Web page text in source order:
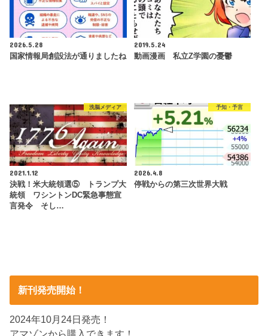
2026.5.28
国家情報局創設法が通りましたね
2019.5.24
動画漫画 私立Z学園の憂鬱
洗脳メディア
2021.1.12
決戦！米大統領選⑤ トランプ大
統領 ワシントンDC緊急事態宣
言発令 そし…
予知・予言
2026.4.8
停戦からの第三次世界大戦
新刊発売開始！
2024年10月24日発売！
アマゾンから購入できます！